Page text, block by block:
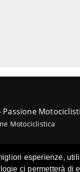
esperienze,
ci permetterà di
Motociclistica